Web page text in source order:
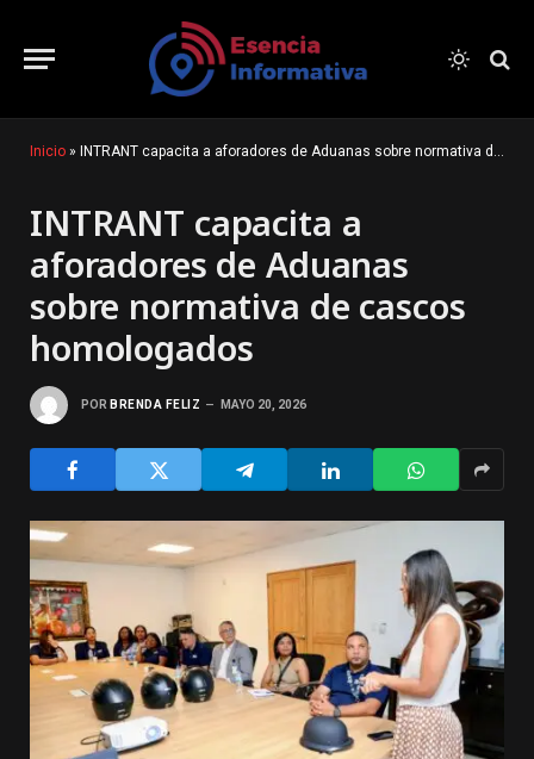
Inicio » INTRANT capacita a aforadores de Aduanas sobre normativa de cascos homologados
INTRANT capacita a
aforadores de Aduanas
sobre normativa de cascos
homologados
POR BRENDA FELIZ MAYO 20, 2026